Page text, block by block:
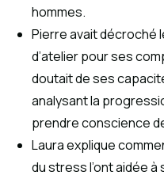
hommes.
Pierre avait décroché
d’atelier pour ses
doutait de ses
analysant la
prendre conscience
Laura explique
du stress l’ont aidée